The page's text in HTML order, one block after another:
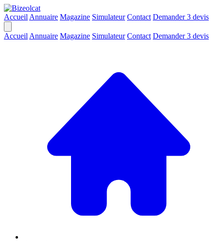
Accueil Annuaire Magazine Simulateur Contact Demander 3 devis
Accueil Annuaire Magazine Simulateur Contact Demander 3 devis